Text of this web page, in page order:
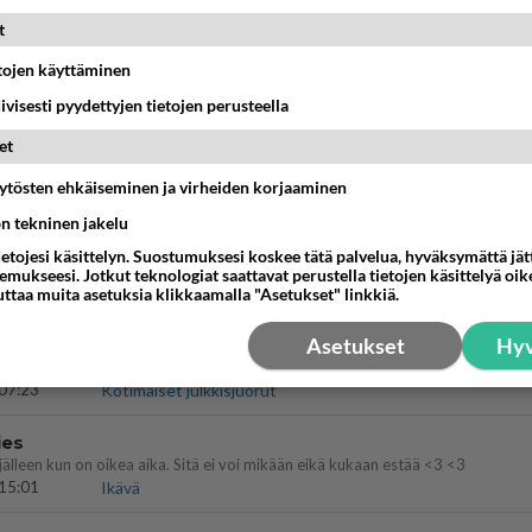
ei mene hyvin
Kotimaiset julkkisjuorut
liian pitkä koulumatka
Lieksa
ja kaivattuasi
Ikävä
Aitolehden isäpuoli on tämä suosittu laulaja
Kotimaiset julkkisjuorut
kun on oikea aika. Sitä ei voi mikään eikä kukaan estää <3 <3
Ikävä
käyttäminen
pyydettyjen tietojen perusteella
ehkäiseminen ja virheiden korjaaminen
tekninen jakelu
käsittelyn. Suostumuksesi koskee tätä palvelua, hyväksymättä
Jotkut teknologiat saattavat perustella tietojen käsittelyä
muita asetuksia klikkaamalla "Asetukset" linkkiä.
Asetukset